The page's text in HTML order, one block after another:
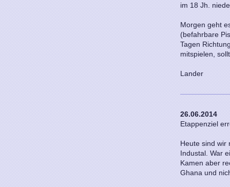
im 18 Jh.
Morgen geht
(befahrbare
Tagen
mitspielen,
Lander
26.06.2014
Etappenziel
Heute sind wir
Industal. War
Kamen aber
Ghana und